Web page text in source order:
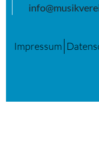
Impressum